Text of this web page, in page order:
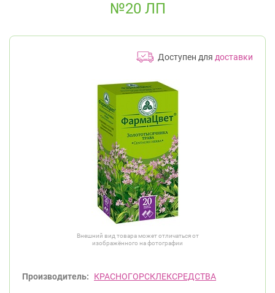
№20 ЛП
Доступен для доставки
Внешний вид товара может отличаться от
изображённого на фотографии
Производитель: КРАСНОГОРСКЛЕКСРЕДСТВА